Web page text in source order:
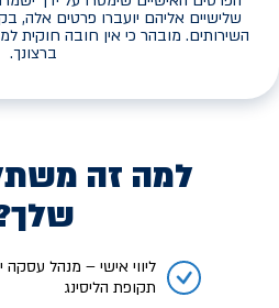
שלישיים אליהם יועברו פרטים אלה,
השירותים. מובהר כי אין חובה חוקית
ברצונך.
למה זה
ליווי אישי – מנהל עסקה
תקופת הליסינג